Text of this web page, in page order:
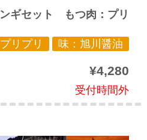
ギセット もつ肉：プリ
リプリ
味：旭川醤油
¥4,280
受付時間外